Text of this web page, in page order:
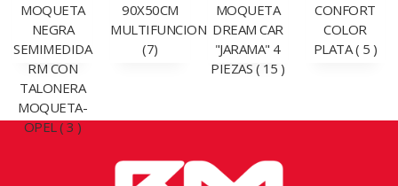
MOQUETA
NEGRA
SEMIMEDIDA
RM CON
TALONERA
MOQUETA-
OPEL ( 3 )
90X50CM
MULTIFUNCION
(7)
MOQUETA
DREAM CAR
"JARAMA" 4
PIEZAS ( 15 )
CONFORT
COLOR
PLATA ( 5 )